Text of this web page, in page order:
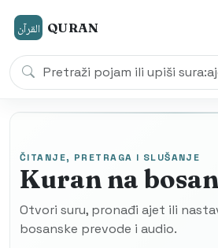
القرآن QURAN
ČITANJE, PRETRAGA I SLUŠANJE
Kuran na
Otvori suru, pronađi ajet ili
bosanske prevode i audio.